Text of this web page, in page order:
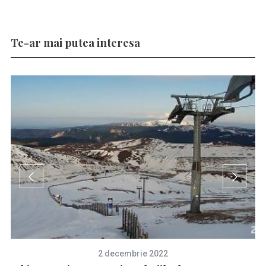
Te-ar mai putea interesa
2 decembrie 2022